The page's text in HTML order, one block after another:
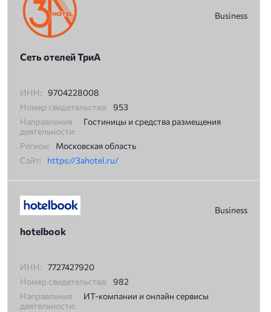
Business
Сеть отелей ТриА
ИНН: 9704228008
Номер свидетельства: 953
Направления
деятельности:
Гостиницы и средства размещения
Регион:
Московская область
Сайт:
https://3ahotel.ru/
Business
hotelbook
ИНН: 7727427920
Номер свидетельства: 982
Направления
деятельности:
ИТ-компании и онлайн сервисы